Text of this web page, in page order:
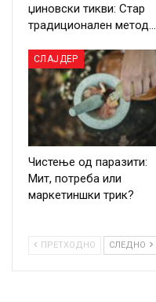
џиновски тикви: Стар
традиционален метод…
СЛАЈДЕР
Чистење од паразити:
Мит, потреба или
маркетиншки трик?
ПРЕТХОДНО СЛЕДНО